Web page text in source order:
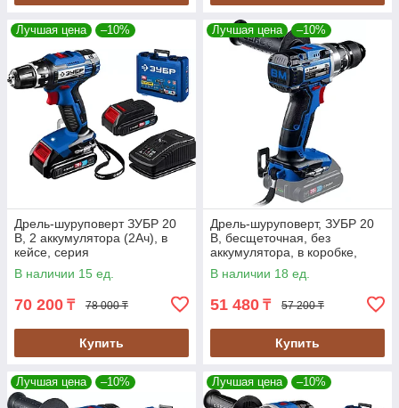
Лучшая цена –10%
Дрель-шуруповерт ЗУБР 20
В, 2 аккумулятора (2Ач), в
кейсе, серия
"Профессионал" (DL-201-22)
В наличии 15 ед.
70 200 ₸ 78 000 ₸
Купить
Лучшая цена –10%
Дрель-шуруповерт, ЗУБР 20
В, бесщеточная, без
аккумулятора, в коробке,
серия "Профессионал" (DB-
201)
В наличии 18 ед.
51 480 ₸ 57 200 ₸
Купить
Лучшая цена –10% Лучшая цена –10%